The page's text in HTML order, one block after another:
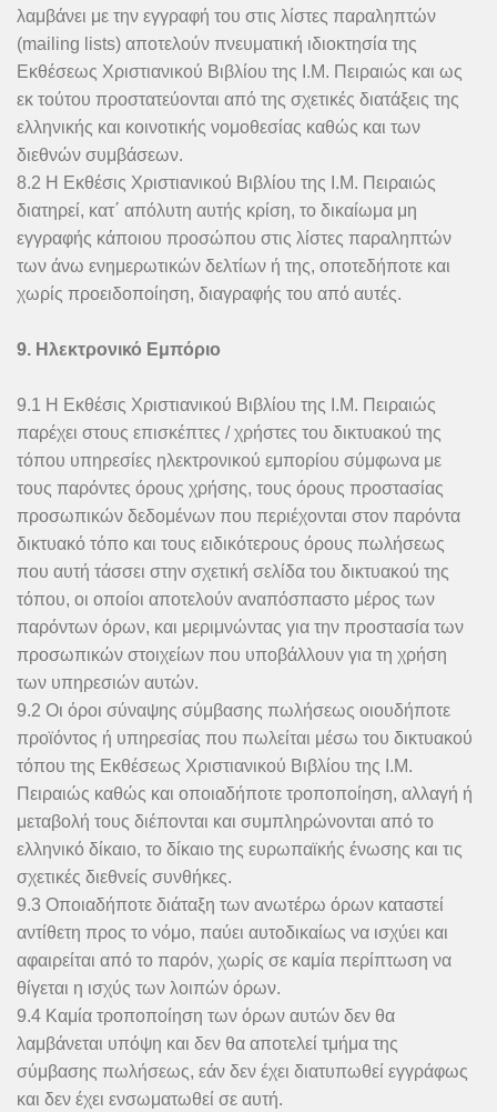
λαμβάνει με την εγγραφή του στις λίστες παραληπτών
(mailing lists) αποτελούν πνευματική ιδιοκτησία της
Εκθέσεως Χριστιανικού Βιβλίου της Ι.Μ. Πειραιώς και ως
εκ τούτου προστατεύονται από της σχετικές διατάξεις της
ελληνικής και κοινοτικής νομοθεσίας καθώς και των
διεθνών συμβάσεων.
8.2 Η Εκθέσις Χριστιανικού Βιβλίου της Ι.Μ. Πειραιώς
διατηρεί, κατ΄ απόλυτη αυτής κρίση, το δικαίωμα μη
εγγραφής κάποιου προσώπου στις λίστες παραληπτών
των άνω ενημερωτικών δελτίων ή της, οποτεδήποτε και
χωρίς προειδοποίηση, διαγραφής του από αυτές.
9. Ηλεκτρονικό Εμπόριο
9.1 Η Εκθέσις Χριστιανικού Βιβλίου της Ι.Μ. Πειραιώς
παρέχει στους επισκέπτες / χρήστες του δικτυακού της
τόπου υπηρεσίες ηλεκτρονικού εμπορίου σύμφωνα με
τους παρόντες όρους χρήσης, τους όρους προστασίας
προσωπικών δεδομένων που περιέχονται στον παρόντα
δικτυακό τόπο και τους ειδικότερους όρους πωλήσεως
που αυτή τάσσει στην σχετική σελίδα του δικτυακού της
τόπου, οι οποίοι αποτελούν αναπόσπαστο μέρος των
παρόντων όρων, και μεριμνώντας για την προστασία των
προσωπικών στοιχείων που υποβάλλουν για τη χρήση
των υπηρεσιών αυτών.
9.2 Οι όροι σύναψης σύμβασης πωλήσεως οιουδήποτε
προϊόντος ή υπηρεσίας που πωλείται μέσω του δικτυακού
τόπου της Εκθέσεως Χριστιανικού Βιβλίου της Ι.Μ.
Πειραιώς καθώς και οποιαδήποτε τροποποίηση, αλλαγή ή
μεταβολή τους διέπονται και συμπληρώνονται από το
ελληνικό δίκαιο, το δίκαιο της ευρωπαϊκής ένωσης και τις
σχετικές διεθνείς συνθήκες.
9.3 Οποιαδήποτε διάταξη των ανωτέρω όρων καταστεί
αντίθετη προς το νόμο, παύει αυτοδικαίως να ισχύει και
αφαιρείται από το παρόν, χωρίς σε καμία περίπτωση να
θίγεται η ισχύς των λοιπών όρων.
9.4 Καμία τροποποίηση των όρων αυτών δεν θα
λαμβάνεται υπόψη και δεν θα αποτελεί τμήμα της
σύμβασης πωλήσεως, εάν δεν έχει διατυπωθεί εγγράφως
και δεν έχει ενσωματωθεί σε αυτή.